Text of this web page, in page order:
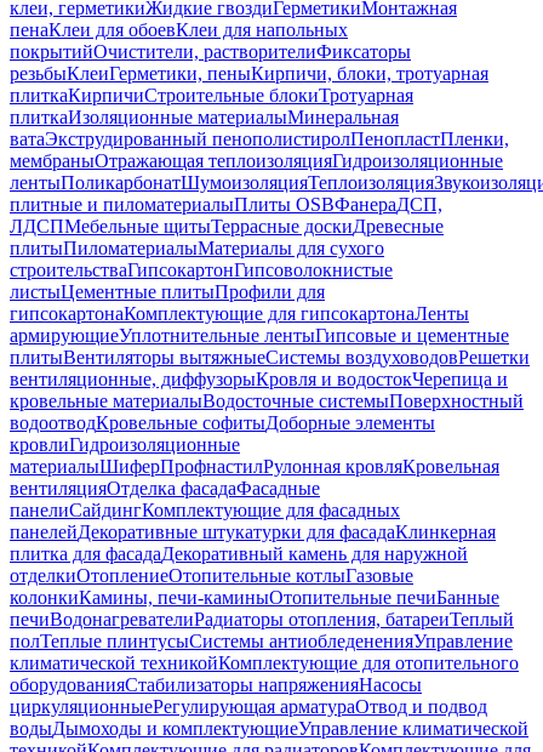
клеи, герметикиЖидкие гвоздиГерметикиМонтажная
пенаКлеи для обоевКлеи для напольных
покрытийОчистители, растворителиФиксаторы
резьбыКлеиГерметики, пеныКирпичи, блоки, тротуарная
плиткаКирпичиСтроительные блокиТротуарная
плиткаИзоляционные материалыМинеральная
ватаЭкструдированный пенополистиролПенопластПленки,
мембраныОтражающая теплоизоляцияГидроизоляционные
лентыПоликарбонатШумоизоляцияТеплоизоляция
плитные и пиломатериалыПлиты OSBФанераДСП,
ЛДСПМебельные щитыТеррасные доскиДревесные
плитыПиломатериалыМатериалы для сухого
строительстваГипсокартонГипсоволокнистые
листыЦементные плитыПрофили для
гипсокартонаКомплектующие для гипсокартонаЛенты
армирующиеУплотнительные лентыГипсовые и цементные
плитыВентиляторы вытяжныеСистемы воздуховодовРешетки
вентиляционные, диффузорыКровля и водостокЧерепица и
кровельные материалыВодосточные системыПоверхностный
водоотводКровельные софитыДоборные элементы
кровлиГидроизоляционные
материалыШиферПрофнастилРулонная кровляКровельная
вентиляцияОтделка фасадаФасадные
панелиСайдингКомплектующие для фасадных
панелейДекоративные штукатурки для фасадаКлинкерная
плитка для фасадаДекоративный камень для наружной
отделкиОтоплениеОтопительные котлыГазовые
колонкиКамины, печи-каминыОтопительные печиБанные
печиВодонагревателиРадиаторы отопления, батареиТеплый
полТеплые плинтусыСистемы антиобледененияУправление
климатической техникойКомплектующие для отопительного
оборудованияСтабилизаторы напряженияНасосы
циркуляционныеРегулирующая арматураОтвод и подвод
водыДымоходы и комплектующиеУправление климатической